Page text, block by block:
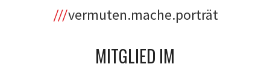
vermuten.mache.porträt
MITGLIED IM